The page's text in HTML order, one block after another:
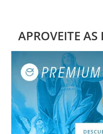
APROVEITE